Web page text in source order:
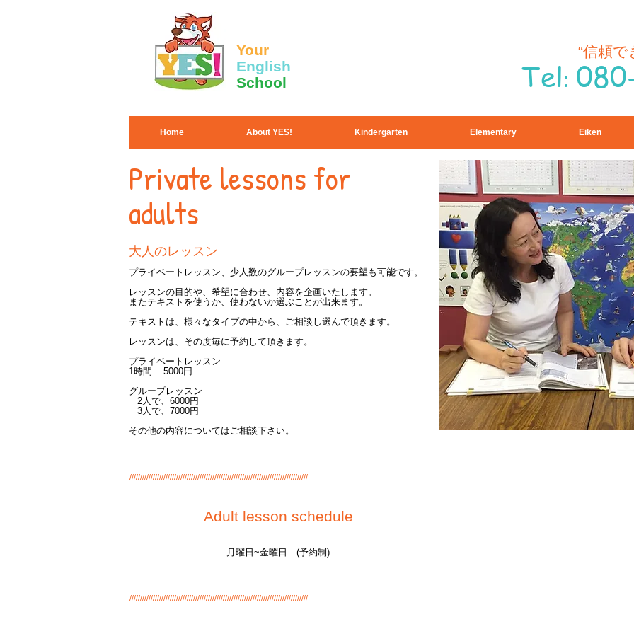
Your
English
School
“信頼
Tel:
Home About YES! Kindergarten Elementary Eiken
Private lessons for
adults
大人のレッスン
プライベートレッスン、少人数のグループレッスンの要望も可能です。
レッスンの目的や、希望に合わせ、内容を企画いたします。
またテキストを使うか、使わないか選ぶことが出来ます。
テキストは、様々なタイプの中から、ご相談し選んで頂きます。
レッスンは、その度毎に予約して頂きます。
プライベートレッスン
1時間 5000円
グループレッスン
2人で、6000円
3人で、7000円
その他の内容についてはご相談下さい。
////////////////////////////////////////////////////////////////////////////////////
Adult lesson schedule
月曜日~金曜日 (予約制)
////////////////////////////////////////////////////////////////////////////////////